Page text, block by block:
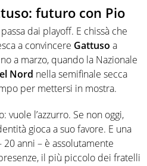
futuro con Pio
dai playoff. E chissà che
a convincere Gattuso a
a marzo, quando la Nazionale
Nord nella semifinale secca
per mettersi in mostra.
vuole l’azzurro. Se non oggi,
gioca a suo favore. E una
20 anni – è assolutamente
il più piccolo dei fratelli